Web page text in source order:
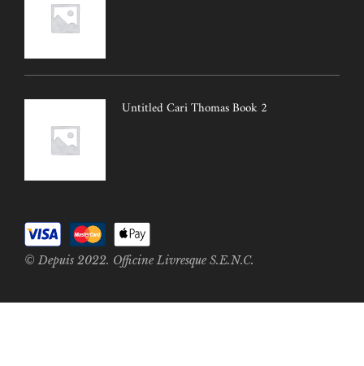
Untitled Cari Thomas Book 2
© Depuis 2022. Officine Livresque S.E.N.C.